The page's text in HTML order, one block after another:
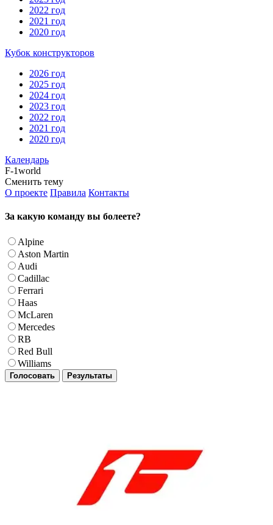
2022 год
2021 год
2020 год
Кубок конструкторов
2026 год
2025 год
2024 год
2023 год
2022 год
2021 год
2020 год
Календарь
F-1world
Сменить тему
О проекте Правила Контакты
За какую команду вы болеете?
Alpine
Aston Martin
Audi
Cadillac
Ferrari
Haas
McLaren
Mercedes
RB
Red Bull
Williams
Голосовать Результаты